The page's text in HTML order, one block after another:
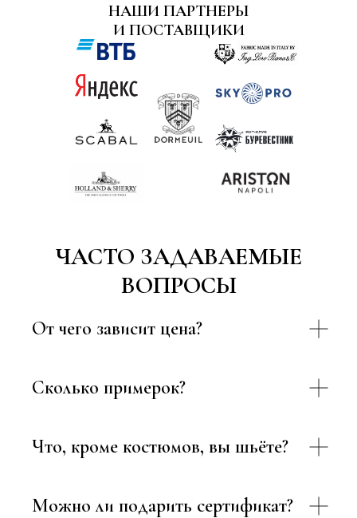
НАШИ ПАРТНЕРЫ
И ПОСТАВЩИКИ
ЧАСТО ЗАДАВАЕМЫЕ
ВОПРОСЫ
От чего зависит цена?
Сколько примерок?
Что, кроме костюмов, вы шьёте?
Можно ли подарить сертификат?